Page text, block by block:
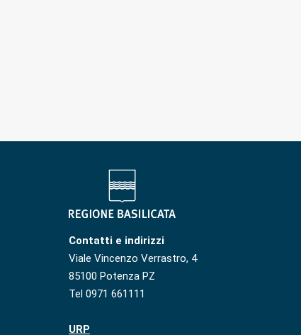
Contatti e indirizzi
Viale Vincenzo Verrastro, 4
85100 Potenza PZ
Tel 0971 661111
URP